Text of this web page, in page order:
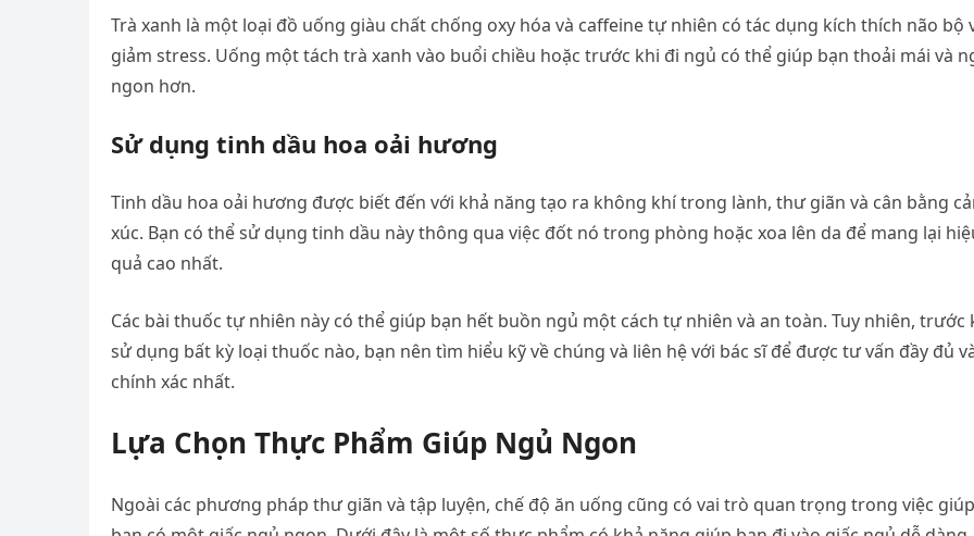
Trà xanh là một loại đồ uống giàu chất chống oxy hóa và caffeine tự nhiên có tác dụng kích thích não bộ
giảm stress. Uống một tách trà xanh vào buổi chiều hoặc trước khi đi ngủ có thể giúp bạn thoải mái và
ngon hơn.
Sử dụng tinh dầu hoa oải hương
Tinh dầu hoa oải hương được biết đến với khả năng tạo ra không khí trong lành, thư giãn và cân bằng
xúc. Bạn có thể sử dụng tinh dầu này thông qua việc đốt nó trong phòng hoặc xoa lên da để mang lại
quả cao nhất.
Các bài thuốc tự nhiên này có thể giúp bạn hết buồn ngủ một cách tự nhiên và an toàn. Tuy nhiên, trước
sử dụng bất kỳ loại thuốc nào, bạn nên tìm hiểu kỹ về chúng và liên hệ với bác sĩ để được tư vấn đầy đủ
chính xác nhất.
Lựa Chọn Thực Phẩm Giúp Ngủ Ngon
Ngoài các phương pháp thư giãn và tập luyện, chế độ ăn uống cũng có vai trò quan trọng trong việc giúp